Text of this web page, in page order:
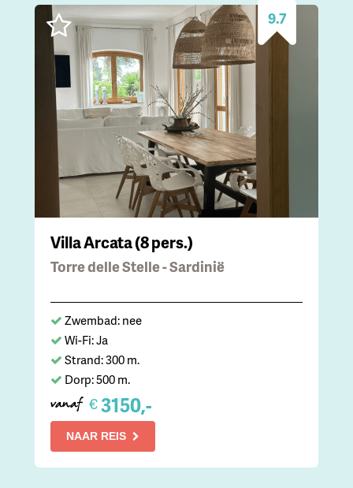
9.7
Villa Arcata (8 pers.)
Torre delle Stelle - Sardinië
Zwembad: nee
Wi-Fi: Ja
Strand: 300 m.
Dorp: 500 m.
vanaf €3150,-
NAAR REIS